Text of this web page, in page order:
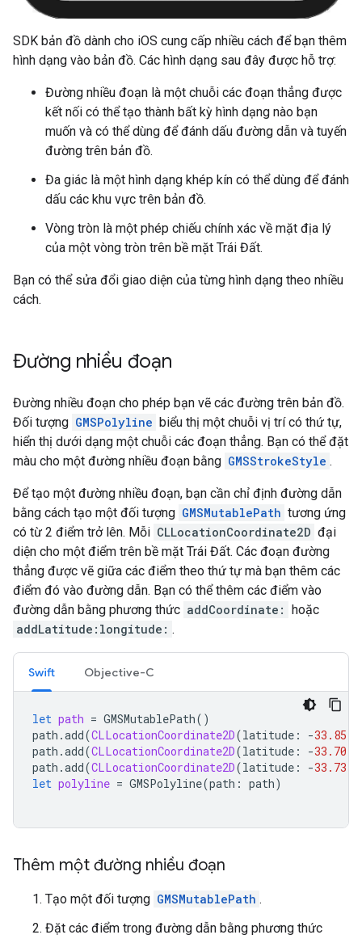
SDK bản đồ dành cho iOS cung cấp nhiều cách để bạn thêm
hình dạng vào bản đồ. Các hình dạng sau đây được hỗ trợ:
Đường nhiều đoạn là một chuỗi các đoạn thẳng được
kết nối có thể tạo thành bất kỳ hình dạng nào bạn
muốn và có thể dùng để đánh dấu đường dẫn và tuyến
đường trên bản đồ.
Đa giác là một hình dạng khép kín có thể dùng để đánh
dấu các khu vực trên bản đồ.
Vòng tròn là một phép chiếu chính xác về mặt địa lý
của một vòng tròn trên bề mặt Trái Đất.
Bạn có thể sửa đổi giao diện của từng hình dạng theo nhiều
cách.
Đường nhiều đoạn
Đường nhiều đoạn cho phép bạn vẽ các đường trên bản đồ.
Đối tượng GMSPolyline biểu thị một chuỗi vị trí có thứ tự,
hiển thị dưới dạng một chuỗi các đoạn thẳng. Bạn có thể đặt
màu cho một đường nhiều đoạn bằng GMSStrokeStyle .
Để tạo một đường nhiều đoạn, bạn cần chỉ định đường dẫn
bằng cách tạo một đối tượng GMSMutablePath tương ứng
có từ 2 điểm trở lên. Mỗi CLLocationCoordinate2D đại
diện cho một điểm trên bề mặt Trái Đất. Các đoạn đường
thẳng được vẽ giữa các điểm theo thứ tự mà bạn thêm các
điểm đó vào đường dẫn. Bạn có thể thêm các điểm vào
đường dẫn bằng phương thức addCoordinate: hoặc
addLatitude:longitude: .
Swift Objective-C
let path = GMSMutablePath()
path .add(CLLocationCoordinate2D(latitude : -33.85
path .add(CLLocationCoordinate2D(latitude : -33.70
path .add(CLLocationCoordinate2D(latitude : -33.73
let polyline = GMSPolyline(path : path)
Thêm một đường nhiều đoạn
Tạo một đối tượng GMSMutablePath .
Đặt các điểm trong đường dẫn bằng phương thức